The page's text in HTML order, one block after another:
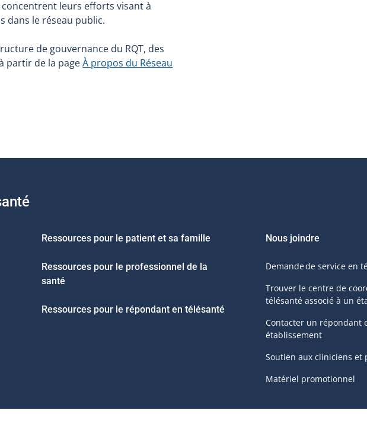
leurs efforts visant à
dans le réseau public.
de gouvernance du RQT, des
partir de la pageÀ propos du Réseau
Ressources pour le patient et sa famille
Ressources pour le professionnel de la
santé
Ressources pour le répondant en télésanté
Nous joindre
Demande de service en
Trouver le centre de
télésanté associé à un
Contacter un répondant
établissement
Soutien aux cliniciens et
Matériel promotionnel